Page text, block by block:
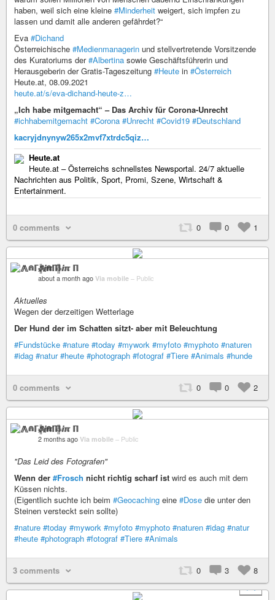
haben, weil sich eine kleine #Minderheit weigert, sich impfen zu
lassen und damit alle anderen gefährdet?“
Eva #Dichand
Österreichische #Medienmanagerin und stellvertretende Vorsitzende
des Kuratoriums der#Albertina sowie Geschäftsführerin und
Herausgeberin der Gratis-Tageszeitung #Heute in #Österreich
Heute.at, 08.09.2021
heute.at/s/eva-dichand-heute-z…
„Ich habe mitgemacht“ – Das Archiv für Corona-Unrecht
#ichhabemitgemacht #Corona #Unrecht #Covid19 #Deutschland
kacryjdnynyw265x2mvf7xtrdc5qiz…
Heute.at
Heute.at – Österreichs schnellstes Newsportal. 24/7 aktuelle
Nachrichten aus Politik, Sport, Promi, Szene, Wirtschaft &
Entertainment.
0 comments 0 0 1
⨇⋒ℾ╬ⅈℼ ℿ
about a month ago Via mobile – Public
Aktuelles
Wegen der derzeitigen Wetterlage
Der Hund der im Schatten sitzt- aber mit Beleuchtung
#Fundstücke #nature #today #mywork #myfoto #myphoto #naturen
#idag #natur #heute #photograph #fotograf #Tiere #Animals #hunde
0 comments 0 0 2
⨇⋒ℾ╬ⅈℼ ℿ
2 months ago Via mobile – Public
"Das Leid des Fotografen"
Wenn der #Frosch nicht richtig scharf ist wird es auch mit dem
Küssen nichts.
(Eigentlich suchte ich beim #Geocaching eine #Dose die unter den
Steinen versteckt sein sollte)
#nature #today #mywork #myfoto #myphoto #naturen #idag #natur
#heute #photograph #fotograf #Tiere #Animals
3 comments 0 3
8
+ 1